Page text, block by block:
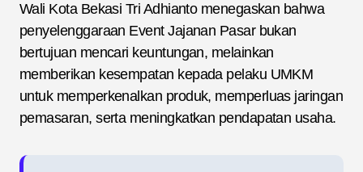
Wali Kota Bekasi Tri Adhianto menegaskan bahwa
penyelenggaraan Event Jajanan Pasar bukan
bertujuan mencari keuntungan, melainkan
memberikan kesempatan kepada pelaku UMKM
untuk memperkenalkan produk, memperluas jaringan
pemasaran, serta meningkatkan pendapatan usaha.